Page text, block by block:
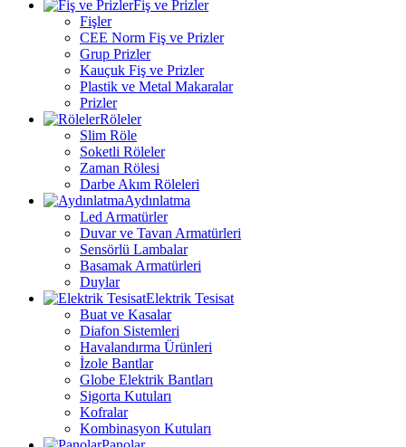
Fiş ve Prizler
Fişler
CEE Norm Fiş ve Prizler
Grup Prizler
Kauçuk Fiş ve Prizler
Plastik ve Metal Makaralar
Prizler
Röleler
Slim Röle
Soketli Röleler
Zaman Rölesi
Darbe Akım Röleleri
Aydınlatma
Led Armatürler
Duvar ve Tavan Armatürleri
Sensörlü Lambalar
Basamak Armatürleri
Duylar
Elektrik Tesisat
Buat ve Kasalar
Diafon Sistemleri
Havalandırma Ürünleri
İzole Bantlar
Globe Elektrik Bantları
Sigorta Kutuları
Kofralar
Kombinasyon Kutuları